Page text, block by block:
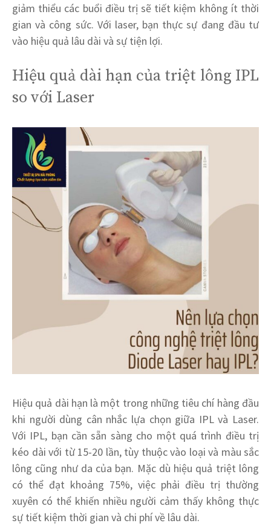
giảm thiểu các buổi điều trị sẽ tiết kiệm không ít thời
gian và công sức. Với laser, bạn thực sự đang đầu tư
vào hiệu quả lâu dài và sự tiện lợi.
Hiệu quả dài hạn của triệt lông IPL
so với Laser
Hiệu quả dài hạn là một trong những tiêu chí hàng đầu
khi người dùng cân nhắc lựa chọn giữa IPL và Laser.
Với IPL, bạn cần sẵn sàng cho một quá trình điều trị
kéo dài với từ 15-20 lần, tùy thuộc vào loại và màu sắc
lông cũng như da của bạn. Mặc dù hiệu quả triệt lông
có thể đạt khoảng 75%, việc phải điều trị thường
xuyên có thể khiến nhiều người cảm thấy không thực
sự tiết kiệm thời gian và chi phí về lâu dài.